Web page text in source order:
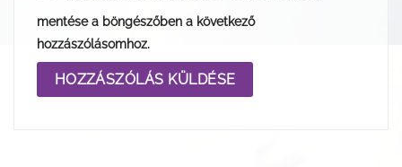
mentése a böngészőben a következő
hozzászólásomhoz.